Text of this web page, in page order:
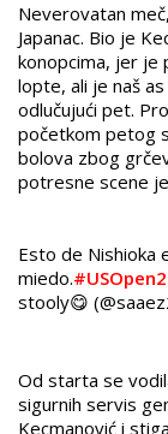
Neverovatan
Japanac. Bio je
konopcima, jer je
lopte, ali je naš
odlučujući pet.
početkom petog
bolova zbog
potresne scene
Esto de Nishioka
miedo.
stooly😋
Od starta se
sigurnih servis
Kecmanović i